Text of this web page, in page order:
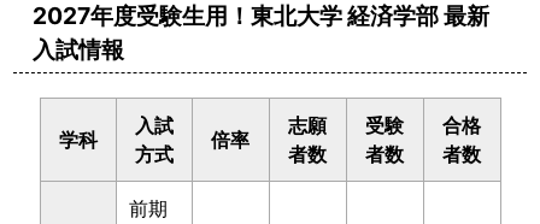
2027年度受験生用！東北大学 経済学部 最新
入試情報
学科
入試
方式
倍率
志願
者数
受験
者数
合格
者数
前期